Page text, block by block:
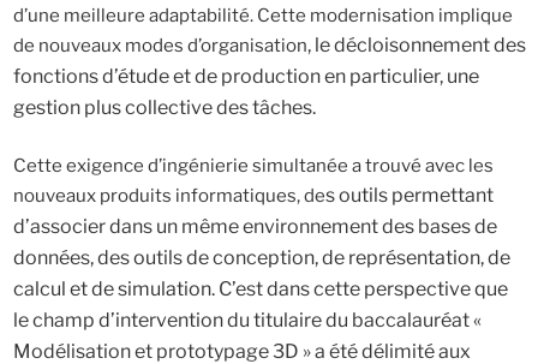
d’une meilleure adaptabilité. Cette modernisation implique
de nouveaux modes d’organisation, le décloisonnement des
fonctions d’étude et de production en particulier, une
gestion plus collective des tâches.
Cette exigence d’ingénierie simultanée a trouvé avec les
nouveaux produits informatiques, des outils permettant
d’associer dans un même environnement des bases de
données, des outils de conception, de représentation, de
calcul et de simulation. C’est dans cette perspective que
le champ d’intervention du titulaire du baccalauréat «
Modélisation et prototypage 3D » a été délimité aux